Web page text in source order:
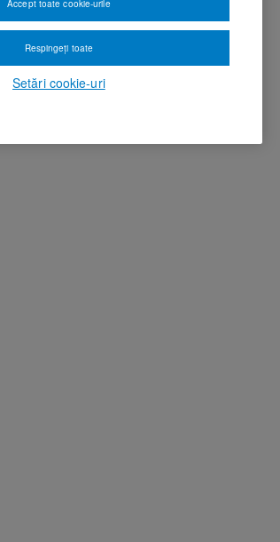
Setări cookie-uri
Respingeți toate
Accept toate cookie-urile